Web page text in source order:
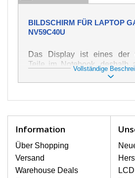
BILDSCHIRM FÜR LAPTOP
NV59C40U
Das Display ist eines der
Teile im Notebook, deshalb
auf höchste Qualität dieses
Er dient zur Darstellung von
schnell, deshalb ist es
Zu den häufigsten
gehören mechanische
ein geborstenes Display
Ferner senkrechte Streifen,
leuchtet nicht, blinkt
Vollständige
Information
Über Shopping
Versand
Warehouse Deals